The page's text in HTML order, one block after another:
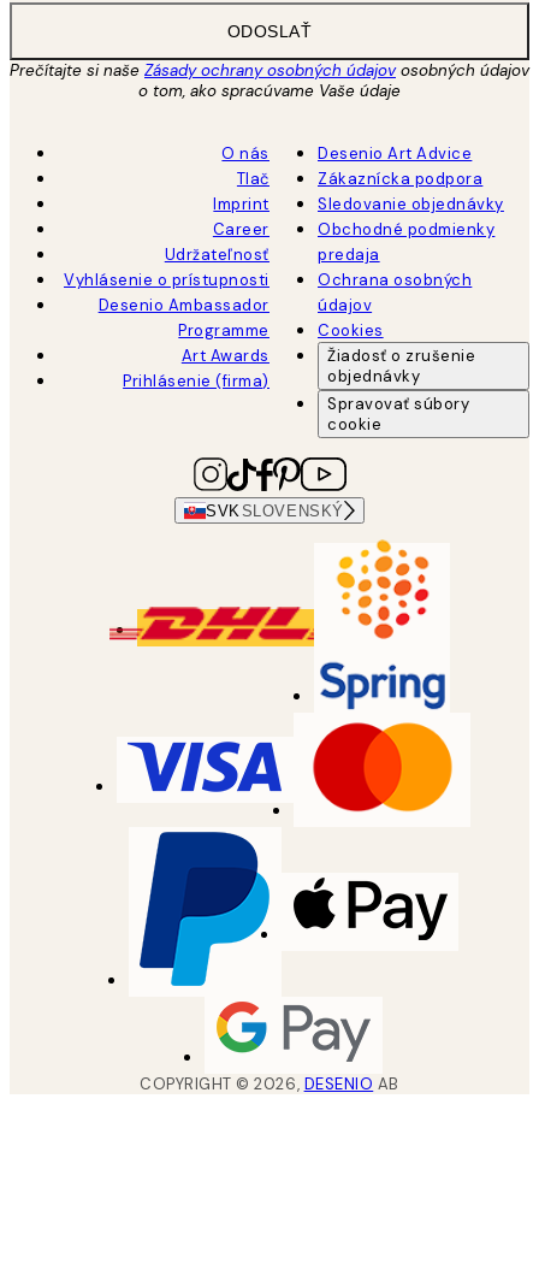
ODOSLAŤ
Prečítajte si naše Zásady ochrany osobných údajovosobných údajov
o tom, ako spracúvame Vaše údaje
O nás
Tlač
Imprint
Career
Udržateľnosť
Vyhlásenie o prístupnosti
Desenio Ambassador
Programme
Art Awards
Prihlásenie (firma)
Desenio Art Advice
Zákaznícka podpora
Sledovanie objednávky
Obchodné podmienky
predaja
Ochrana osobných
údajov
Cookies
Žiadosť o zrušenie
objednávky
Spravovať súbory
cookie
SVK SLOVENSKÝ
COPYRIGHT ©2026, DESENIO AB